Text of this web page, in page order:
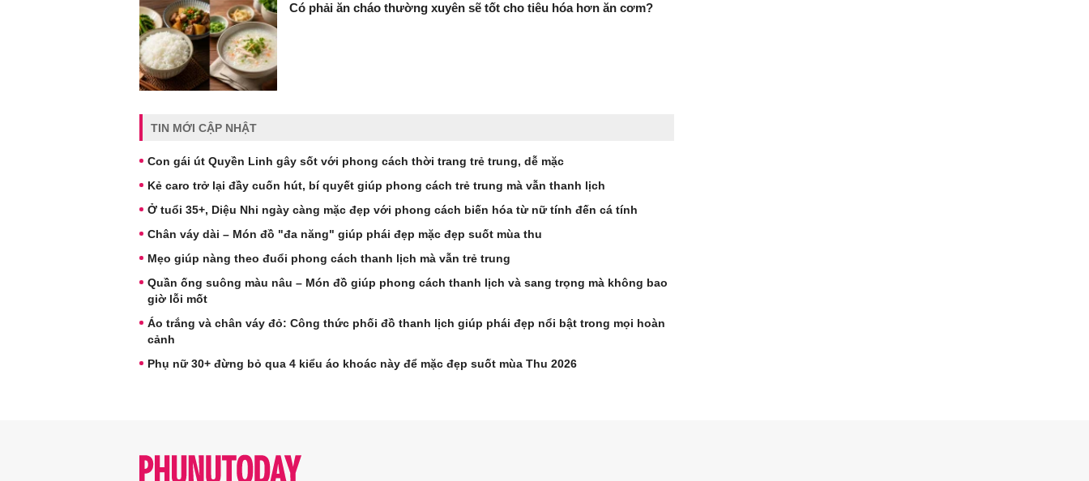
Có phải ăn cháo thường xuyên sẽ tốt cho tiêu hóa hơn ăn cơm?
TIN MỚI CẬP NHẬT
Con gái út Quyền Linh gây sốt với phong cách thời trang trẻ trung, dễ mặc
Kẻ caro trở lại đầy cuốn hút, bí quyết giúp phong cách trẻ trung mà vẫn thanh lịch
Ở tuổi 35+, Diệu Nhi ngày càng mặc đẹp với phong cách biến hóa từ nữ tính đến cá tính
Chân váy dài – Món đồ "đa năng" giúp phái đẹp mặc đẹp suốt mùa thu
Mẹo giúp nàng theo đuổi phong cách thanh lịch mà vẫn trẻ trung
Quần ống suông màu nâu – Món đồ giúp phong cách thanh lịch và sang trọng mà không bao
giờ lỗi mốt
Áo trắng và chân váy đỏ: Công thức phối đồ thanh lịch giúp phái đẹp nổi bật trong mọi hoàn
cảnh
Phụ nữ 30+ đừng bỏ qua 4 kiểu áo khoác này để mặc đẹp suốt mùa Thu 2026